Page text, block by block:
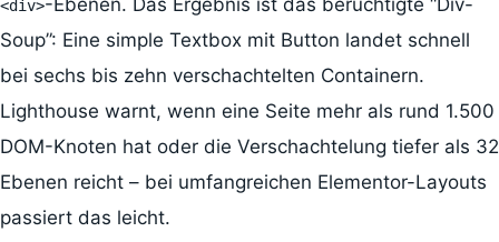
<div>
Soup”: Eine simple Textbox mit Button landet schnell
bei sechs bis zehn verschachtelten Containern.
Lighthouse warnt, wenn eine Seite mehr als rund 1.500
DOM-Knoten hat oder die Verschachtelung tiefer als 32
Ebenen reicht – bei umfangreichen Elementor-Layouts
passiert das leicht.